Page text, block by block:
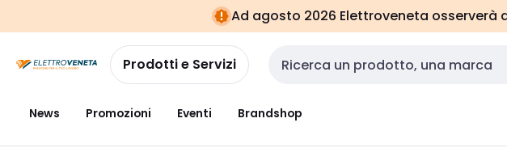
navigazionealla
pagina
Ad agosto 2026 Elettroveneta osserverà
Prodotti e Servizi Cerca input
News Promozioni Eventi Brandshop